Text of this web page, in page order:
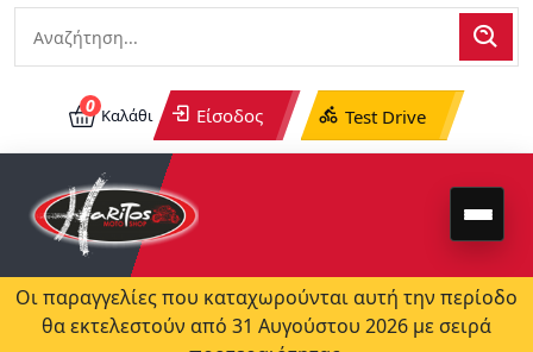
0 Καλάθι Είσοδος Test Drive
Οι παραγγελίες που καταχωρούνται αυτή την περίοδο
θα εκτελεστούν από 31 Αυγούστου 2026 με σειρά